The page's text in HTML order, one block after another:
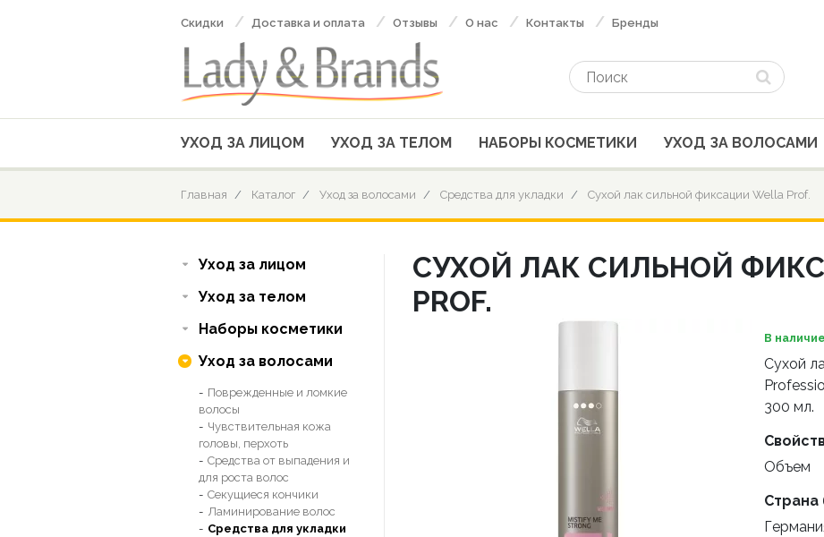
Скидки Доставка и оплата Отзывы О нас Контакты Бренды
УХОД ЗА ЛИЦОМ УХОД ЗА ТЕЛОМ НАБОРЫ КОСМЕТИКИ УХОД ЗА ВОЛОСАМИ
Главная Каталог Уход за волосами Средства для укладки Сухой лак сильной фиксации Wella Prof.
Уход за лицом
Уход за телом
Наборы косметики
Уход за волосами
Поврежденные и ломкие
волосы
Чувствительная кожа
головы, перхоть
Средства от выпадения и
для роста волос
Секущиеся кончики
Ламинирование волос
Средства для укладки
СУХОЙ ЛАК СИЛЬНОЙ
PROF.
В наличие
Сухой
300 мл.
Объем
Страна